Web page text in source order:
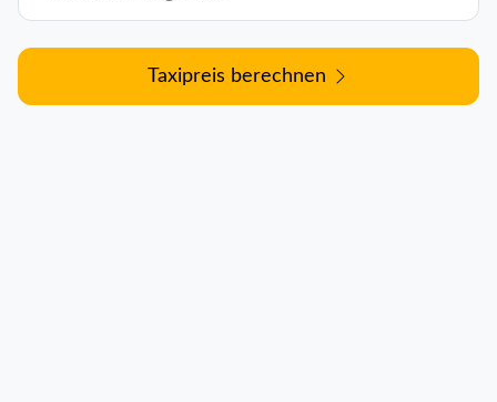
Taxipreis berechnen